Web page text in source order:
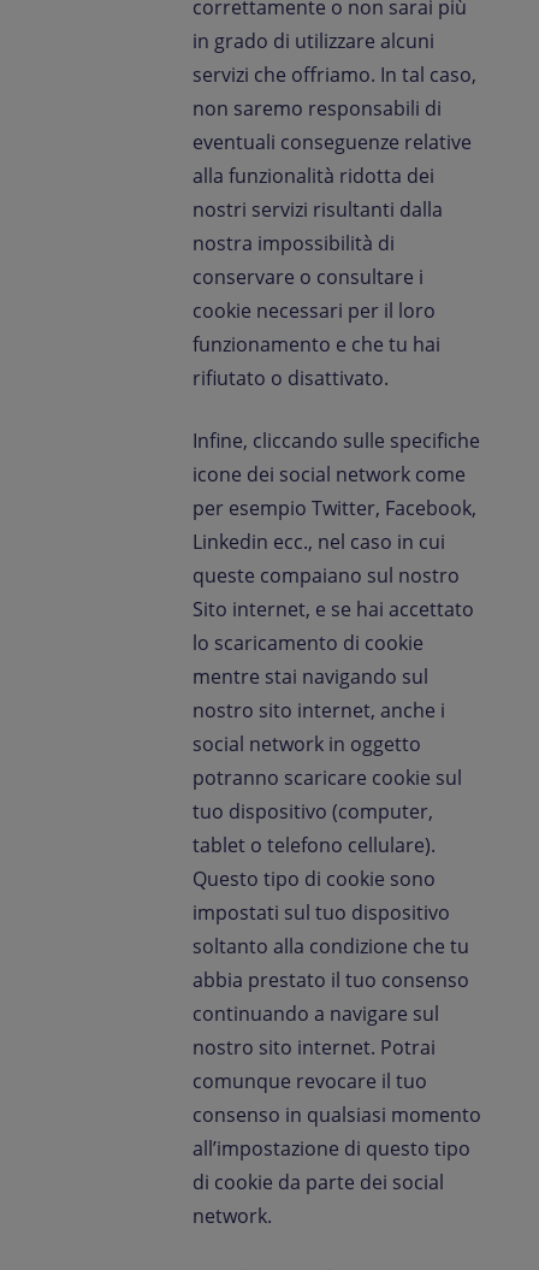
correttamente o non sarai più
in grado di utilizzare alcuni
servizi che offriamo. In tal caso,
non saremo responsabili di
eventuali conseguenze relative
alla funzionalità ridotta dei
nostri servizi risultanti dalla
nostra impossibilità di
conservare o consultare i
cookie necessari per il loro
funzionamento e che tu hai
rifiutato o disattivato.
Infine, cliccando sulle specifiche
icone dei social network come
per esempio Twitter, Facebook,
Linkedin ecc., nel caso in cui
queste compaiano sul nostro
Sito internet, e se hai accettato
lo scaricamento di cookie
mentre stai navigando sul
nostro sito internet, anche i
social network in oggetto
potranno scaricare cookie sul
tuo dispositivo (computer,
tablet o telefono cellulare).
Questo tipo di cookie sono
impostati sul tuo dispositivo
soltanto alla condizione che tu
abbia prestato il tuo consenso
continuando a navigare sul
nostro sito internet. Potrai
comunque revocare il tuo
consenso in qualsiasi momento
all’impostazione di questo tipo
di cookie da parte dei social
network.